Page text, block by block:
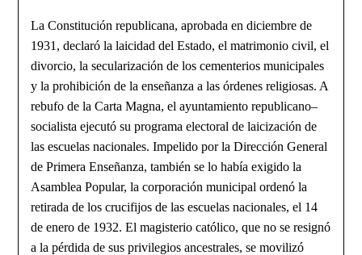
La Constitución republicana, aprobada en diciembre de
1931, declaró la laicidad del Estado, el matrimonio civil, el
divorcio, la secularización de los cementerios municipales
y la prohibición de la enseñanza a las órdenes religiosas. A
rebufo de la Carta Magna, el ayuntamiento republicano–
socialista ejecutó su programa electoral de laicización de
las escuelas nacionales. Impelido por la Dirección General
de Primera Enseñanza, también se lo había exigido la
Asamblea Popular, la corporación municipal ordenó la
retirada de los crucifijos de las escuelas nacionales, el 14
de enero de 1932. El magisterio católico, que no se resignó
a la pérdida de sus privilegios ancestrales, se movilizó